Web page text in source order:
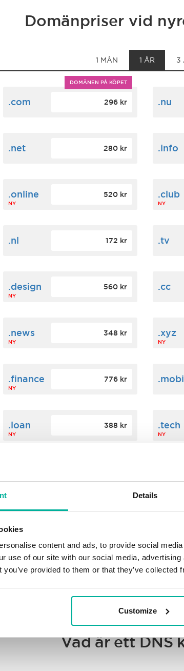
Details
content and ads, to provide social
use of our site with our social media,
you’ve provided to them or that they’ve
Customize
Domänpriser vid
1 MÅN 1 ÅR 3
DOMÄNEN PÅ KÖPET
.com 296 kr .nu
.net 280 kr .info
.online
NY
520 kr .club
NY
.nl 172 kr .tv
.design
NY
560 kr .cc
.news
NY
348 kr .xyz
NY
.finance
NY
776 kr .mobi
.loan
NY
388 kr .tech
NY
NY NY
NY
Vad är ett DNS